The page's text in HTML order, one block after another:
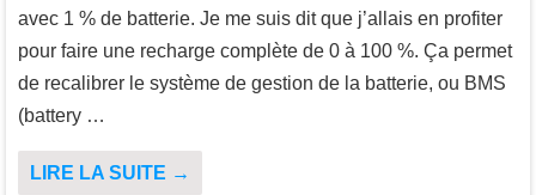
avec 1 % de batterie. Je me suis dit que j’allais en profiter
pour faire une recharge complète de 0 à 100 %. Ça permet
de recalibrer le système de gestion de la batterie, ou BMS
(battery …
LIRE LA SUITE →